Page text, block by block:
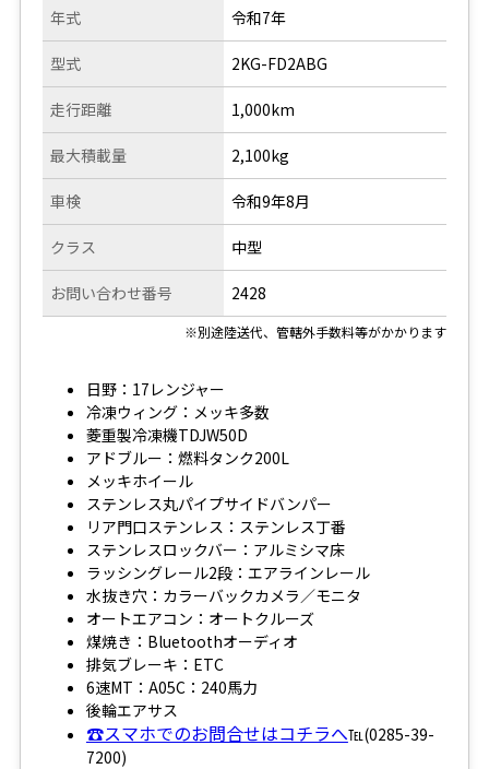
年式
型式
走行距離
令和7年
2KG-FD2ABG
1,000km
最大積載量
車検
クラス
お問い合わせ番号
2,100kg
令和9年8月
中型
2428
※別途陸送代、管轄外手数料等がかかります
日野：17レンジャー
冷凍ウィング：メッキ多数
菱重製冷凍機TDJW50D
アドブルー：燃料タンク200L
メッキホイール
ステンレス丸パイプサイドバンパー
リア門口ステンレス：ステンレス丁番
ステンレスロックバー：アルミシマ床
ラッシングレール2段：エアラインレール
水抜き穴：カラーバックカメラ／モニタ
オートエアコン：オートクルーズ
煤焼き：Bluetoothオーディオ
排気ブレーキ：ETC
6速MT：A05C：240馬力
後輪エアサス
☎スマホでのお問合せはコチラへ℡(0285-39-
7200)